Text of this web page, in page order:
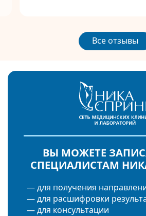
Все отзывы
ВЫ МОЖЕТЕ
СПЕЦИАЛИСТАМ
— для получения
— для расшифровки
— для консультации